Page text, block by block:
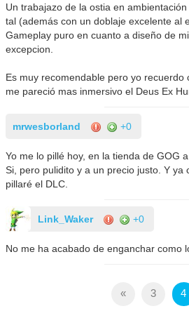
Un trabajazo de la ostia en
tal (además con un doblaje excelente al
Gameplay puro en cuanto a diseño de
excepcion.
Es muy recomendable pero yo recuerdo
me pareció mas inmersivo el Deus Ex
mrwesborland +0
Yo me lo pillé hoy, en la tienda de GOG
Si, pero pulidito y a un precio justo. Y ya
pillaré el DLC.
Link_Waker +0
No me ha acabado de enganchar como
« 3 4